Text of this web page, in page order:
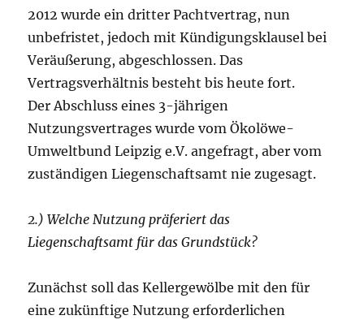
2012 wurde ein dritter Pachtvertrag, nun
unbefristet, jedoch mit Kündigungsklausel bei
Veräußerung, abgeschlossen. Das
Vertragsverhältnis besteht bis heute fort.
Der Abschluss eines 3-jährigen
Nutzungsvertrages wurde vom Ökolöwe-
Umweltbund Leipzig e.V. angefragt, aber vom
zuständigen Liegenschaftsamt nie zugesagt.
2.) Welche Nutzung präferiert das
Liegenschaftsamt für das Grundstück?
Zunächst soll das Kellergewölbe mit den für
eine zukünftige Nutzung erforderlichen